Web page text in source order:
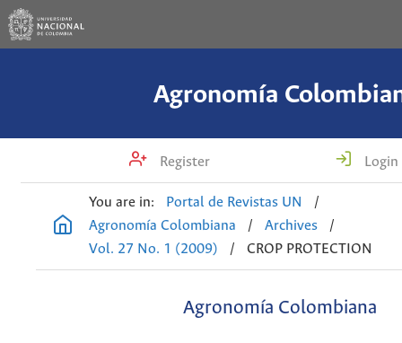
Agronomía
Register Login
You are in: Portal de Revistas UN
/
Agronomía Colombiana
/ Archives
/
Vol. 27 No. 1 (2009)
/ CROP PROTECTION
Agronomía Colombiana